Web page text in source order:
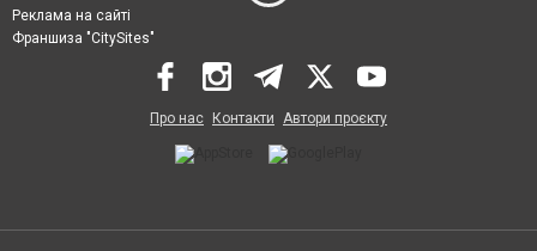
Реклама на сайті
Франшиза "CitySites"
Про нас Контакти Автори проєкту